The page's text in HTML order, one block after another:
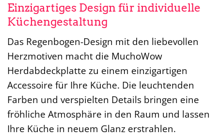
Einzigartiges Design für individuelle
Küchengestaltung
Das Regenbogen-Design mit den liebevollen
Herzmotiven macht die MuchoWow
Herdabdeckplatte zu einem einzigartigen
Accessoire für Ihre Küche. Die leuchtenden
Farben und verspielten Details bringen eine
fröhliche Atmosphäre in den Raum und lassen
Ihre Küche in neuem Glanz erstrahlen.